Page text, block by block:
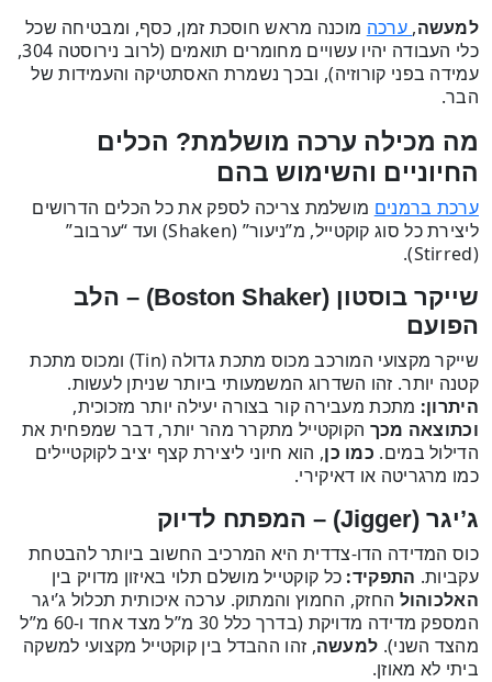
למעשה,ערכהמוכנה מראש חוסכת זמן, כסף, ומבטיחה שכל
כלי העבודה יהיו עשויים מחומרים תואמים (לרוב נירוסטה 304,
עמידה בפני קורוזיה), ובכך נשמרת האסתטיקה והעמידות של
הבר.
מה מכילה ערכה מושלמת? הכלים
החיוניים והשימוש בהם
ערכת ברמניםמושלמת צריכה לספק את כל הכלים הדרושים
ליצירת כל סוג קוקטייל, מ”ניעור” (Shaken) ועד “ערבוב”
(Stirred).
שייקר בוסטון (Boston Shaker) – הלב
הפועם
שייקר מקצועי המורכב מכוס מתכת גדולה (Tin) ומכוס מתכת
קטנה יותר. זהו השדרוג המשמעותי ביותר שניתן לעשות.
היתרון:מתכת מעבירה קור בצורה יעילה יותר מזכוכית,
וכתוצאה מכךהקוקטייל מתקרר מהר יותר, דבר שמפחית את
הדילול במים. כמו כן, הוא חיוני ליצירת קצף יציב לקוקטיילים
כמו מרגריטה או דאיקירי.
ג’יגר (Jigger) – המפתח לדיוק
כוס המדידה הדו-צדדית היא המרכיב החשוב ביותר להבטחת
עקביות. התפקיד:כל קוקטייל מושלם תלוי באיזון מדויק בין
האלכוהולהחזק, החמוץ והמתוק. ערכה איכותית תכלול ג’יגר
המספק מדידה מדויקת (בדרך כלל 30 מ”ל מצד אחד ו-60 מ”ל
מהצד השני). למעשה, זהו ההבדל בין קוקטייל מקצועי למשקה
ביתי לא מאוזן.